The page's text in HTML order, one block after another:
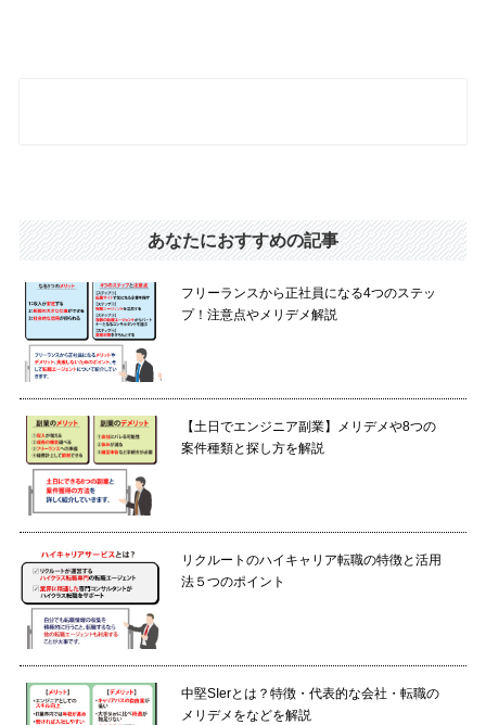
あなたにおすすめの記事
フリーランスから正社員になる4つのステッ
プ！注意点やメリデメ解説
【土日でエンジニア副業】メリデメや8つの
案件種類と探し方を解説
リクルートのハイキャリア転職の特徴と活用
法５つのポイント
中堅SIerとは？特徴・代表的な会社・転職の
メリデメをなどを解説